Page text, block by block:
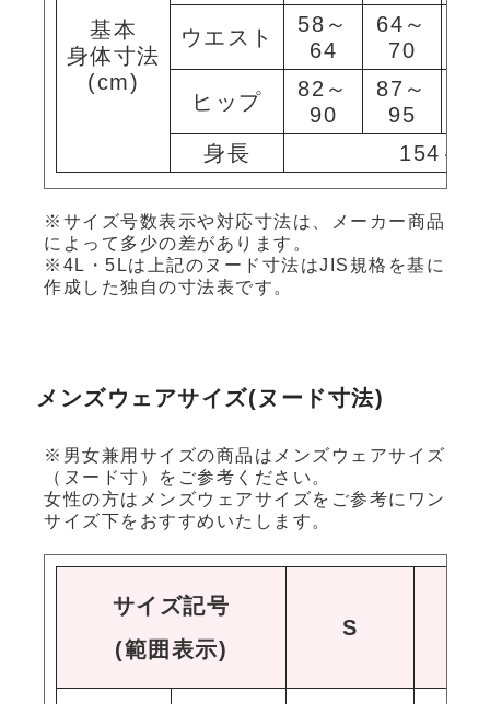
基本
身体寸法
(cm)
ウエスト
58～
64
64～
70
ヒップ
82～
90
87～
95
身長
154～
※サイズ号数表示や対応寸法は、メーカー商品
によって多少の差があります。
※4L・5Lは上記のヌード寸法はJIS規格を基に
作成した独自の寸法表です。
メンズウェアサイズ(ヌード寸法)
※男女兼用サイズの商品はメンズウェアサイズ
（ヌード寸）をご参考ください。
女性の方はメンズウェアサイズをご参考にワン
サイズ下をおすすめいたします。
サイズ記号
(範囲表示)
S